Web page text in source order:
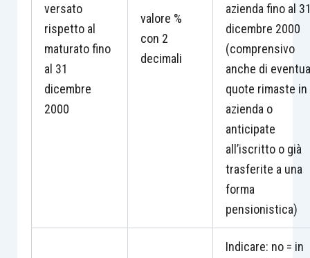
versato
rispetto al
maturato fino
al 31
dicembre
2000
valore %
con 2
decimali
azienda fino al
dicembre 2000
(comprensivo
anche di
quote rimaste in
azienda o
anticipate
all’iscritto o già
trasferite a una
forma
pensionistica)
Indicare: no = in